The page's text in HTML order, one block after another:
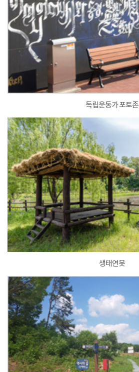
독립운동가 포토존
생태연못